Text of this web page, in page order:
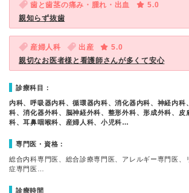
歯と歯茎の痛み・腫れ・出血
5.0
親知らず抜歯
産婦人科 出産
5.0
親切なお医者様と看護師さんが多くて安心
診療科目：
内科、呼吸器内科、循環器内科、消化器内科、神経内科
科、消化器外科、脳神経外科、整形外科、形成外科、皮
科、耳鼻咽喉科、産婦人科、小児科…
専門医・資格：
総合内科専門医、総合診療専門医、アレルギー専門医、
症専門医…
診療時間